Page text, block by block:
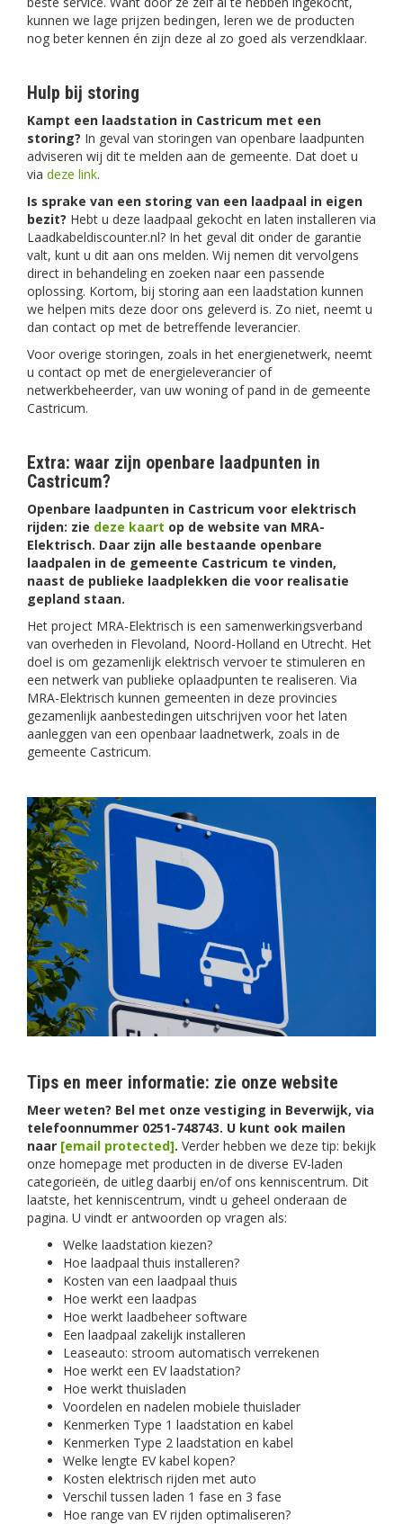
kunnen we lage prijzen bedingen, leren we de producten
nog beter kennen én zijn deze al zo goed als verzendklaar.
Hulp bij storing
Kampt een laadstation in Castricum met een
storing? In geval van storingen van openbare laadpunten
adviseren wij dit te melden aan de gemeente. Dat doet u
via deze link.
Is sprake van een storing van een laadpaal in eigen
bezit? Hebt u deze laadpaal gekocht en laten installeren via
Laadkabeldiscounter.nl? In het geval dit onder de garantie
valt, kunt u dit aan ons melden. Wij nemen dit vervolgens
direct in behandeling en zoeken naar een passende
oplossing. Kortom, bij storing aan een laadstation kunnen
we helpen mits deze door ons geleverd is. Zo niet, neemt u
dan contact op met de betreffende leverancier.
Voor overige storingen, zoals in het energienetwerk, neemt
u contact op met de energieleverancier of
netwerkbeheerder, van uw woning of pand in de gemeente
Castricum.
Extra: waar zijn openbare laadpunten in
Castricum?
Openbare laadpunten in Castricum voor elektrisch
rijden: zie deze kaart op de website van MRA-
Elektrisch. Daar zijn alle bestaande openbare
laadpalen in de gemeente Castricum te vinden,
naast de publieke laadplekken die voor realisatie
gepland staan.
Het project MRA-Elektrisch is een samenwerkingsverband
van overheden in Flevoland, Noord-Holland en Utrecht. Het
doel is om gezamenlijk elektrisch vervoer te stimuleren en
een netwerk van publieke oplaadpunten te realiseren. Via
MRA-Elektrisch kunnen gemeenten in deze provincies
gezamenlijk aanbestedingen uitschrijven voor het laten
aanleggen van een openbaar laadnetwerk, zoals in de
gemeente Castricum.
Tips en meer informatie: zie onze website
Meer weten? Bel met onze vestiging in Beverwijk, via
telefoonnummer 0251-748743. U kunt ook mailen
naar [email protected]. Verder hebben we deze tip: bekijk
onze homepage met producten in de diverse EV-laden
categorieën, de uitleg daarbij en/of ons kenniscentrum. Dit
laatste, het kenniscentrum, vindt u geheel onderaan de
pagina. U vindt er antwoorden op vragen als:
Welke laadstation kiezen?
Hoe laadpaal thuis installeren?
Kosten van een laadpaal thuis
Hoe werkt een laadpas
Hoe werkt laadbeheer software
Een laadpaal zakelijk installeren
Leaseauto: stroom automatisch verrekenen
Hoe werkt een EV laadstation?
Hoe werkt thuisladen
Voordelen en nadelen mobiele thuislader
Kenmerken Type 1 laadstation en kabel
Kenmerken Type 2 laadstation en kabel
Welke lengte EV kabel kopen?
Kosten elektrisch rijden met auto
Verschil tussen laden 1 fase en 3 fase
Hoe range van EV rijden optimaliseren?